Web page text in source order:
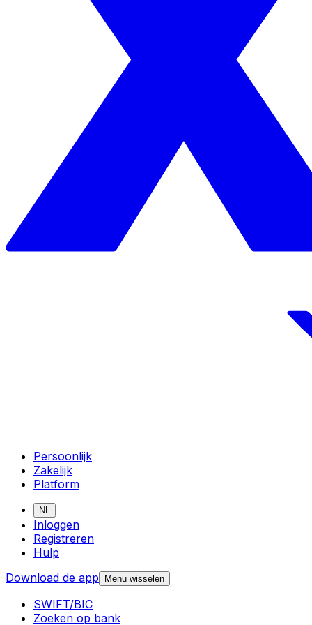
Persoonlijk
Zakelijk
Platform
NL
Inloggen
Registreren
Hulp
Download de app
Menu wisselen
SWIFT/BIC
Zoeken op bank